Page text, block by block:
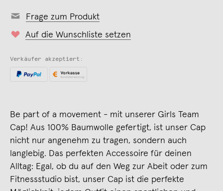
Frage zum Produkt
Auf die Wunschliste setzen
Verkäufer akzeptiert:
Be part of a movement - mit unserer Girls Team
Cap! Aus 100% Baumwolle gefertigt, ist unser Cap
nicht nur angenehm zu tragen, sondern auch
langlebig. Das perfekten Accessoire für deinen
Alltag: Egal, ob du auf den Weg zur Abeit oder zum
Fitnessstudio bist, unser Cap ist die perfekte